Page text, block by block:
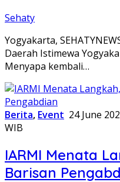
Sehaty
Yogyakarta,
Daerah Istimewa
Menyapa kembali…
Berita, Event 24 June
WIB
IARMI Menata
Barisan